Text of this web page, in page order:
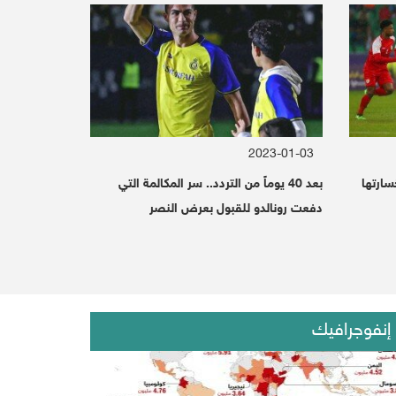
"formally called the Security Council
Al-Hadhrami reported that shelling
Earlier on Thursday, the Ministry
The UAE admited the air strikes
2023-01-03
بعد 40 يوماً من التردد.. سر المكالمة التي
دفعت رونالدو للقبول بعرض النصر
إنفوجرافيك